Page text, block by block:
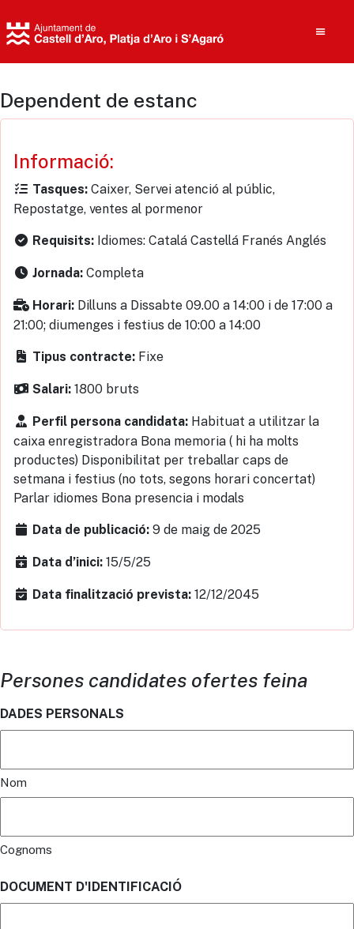
Dependent de estanc
Informació:
Tasques: Caixer, Servei atenció al públic,
Repostatge, ventes al pormenor
Requisits: Idiomes: Catalá Castellá Franés Anglés
Jornada: Completa
Horari: Dilluns a Dissabte 09.00 a 14:00 i de 17:00 a
21:00; diumenges i festius de 10:00 a 14:00
Tipus contracte: Fixe
Salari: 1800 bruts
Perfil persona candidata: Habituat a utilitzar la
caixa enregistradora Bona memoria ( hi ha molts
productes) Disponibilitat per treballar caps de
setmana i festius (no tots, segons horari concertat)
Parlar idiomes Bona presencia i modals
Data de publicació: 9 de maig de 2025
Data d’inici: 15/5/25
Data finalització prevista: 12/12/2045
Persones candidates ofertes feina
DADES PERSONALS
Nom
Cognoms
DOCUMENT D'IDENTIFICACIÓ